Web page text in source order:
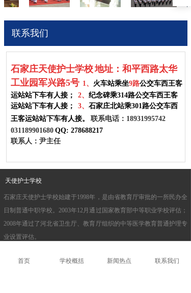
石家庄天使护士学校地址：和平西路太华
工业园军兴路5号 1、 火车站乘坐9路公交车西王客
运站站下车有人接； 2、 纪念碑乘314路公交车西王客
运站站下车有人接；
3、 石家庄北站乘301路公交车西
王客运站站下车有人接。
联系电话：18931995742
031189901680 QQ: 278688217
联系人：尹主任
联系我们
石家庄天使护士学校始建于1998年，是由省教育厅审批的一所民办全
日制普通中职学校。2003年12月通过国家教育部中等职业学校评估；
2008年通过了河北省卫生厅、教育厅组织的中等医学教育普通护理专
业设置评估。
联系我们
天使护士学校
首页 学校概括 新闻热点 联系我们